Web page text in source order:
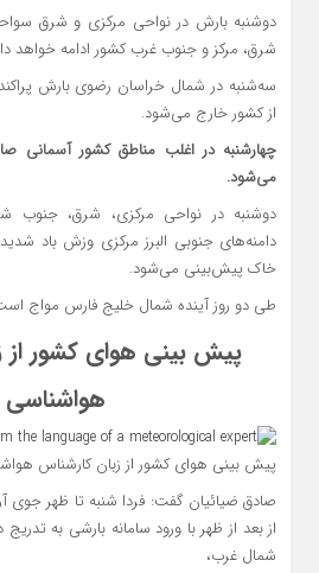
دوشنبه بارش در نواحی مرکزی و شرق
شرق، مرکز و جنوب غرب کشور ادامه خواهد
سه‌شنبه در شمال خراسان رضوی بارش
از کشور خارج می‌شود.
چهارشنبه در اغلب مناطق کشور آسمانی
می‌شود.
دوشنبه در نواحی مرکزی، شرق، جنوب
دامنه‌های جنوبی البرز مرکزی وزش باد
خاک پیش‌بینی می‌شود.
طی دو روز آینده شمال خلیج فارس مواج
پیش بینی هوای کشور از
هواشناسی
پیش بینی هوای کشور از زبان کارشناس
صادق ضیائیان گفت: فردا شنبه تا ظهر جوی
از بعد از ظهر با ورود سامانه بارشی به
شمال غرب،